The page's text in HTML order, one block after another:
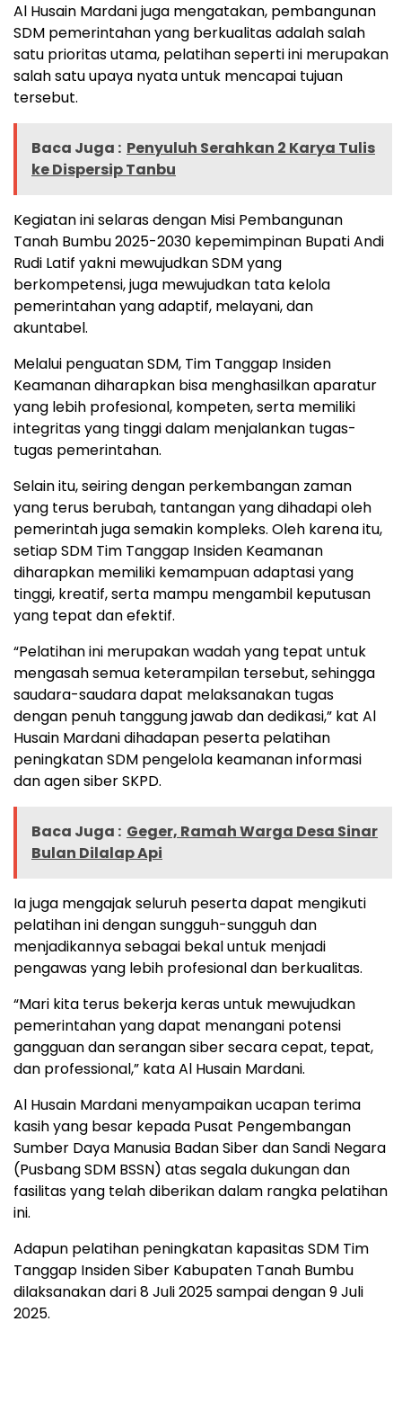
Al Husain Mardani juga mengatakan, pembangunan
SDM pemerintahan yang berkualitas adalah salah
satu prioritas utama, pelatihan seperti ini merupakan
salah satu upaya nyata untuk mencapai tujuan
tersebut.
Baca Juga : Penyuluh Serahkan 2 Karya Tulis
ke Dispersip Tanbu
Kegiatan ini selaras dengan Misi Pembangunan
Tanah Bumbu 2025-2030 kepemimpinan Bupati Andi
Rudi Latif yakni mewujudkan SDM yang
berkompetensi, juga mewujudkan tata kelola
pemerintahan yang adaptif, melayani, dan
akuntabel.
Melalui penguatan SDM, Tim Tanggap Insiden
Keamanan diharapkan bisa menghasilkan aparatur
yang lebih profesional, kompeten, serta memiliki
integritas yang tinggi dalam menjalankan tugas-
tugas pemerintahan.
Selain itu, seiring dengan perkembangan zaman
yang terus berubah, tantangan yang dihadapi oleh
pemerintah juga semakin kompleks. Oleh karena itu,
setiap SDM Tim Tanggap Insiden Keamanan
diharapkan memiliki kemampuan adaptasi yang
tinggi, kreatif, serta mampu mengambil keputusan
yang tepat dan efektif.
“Pelatihan ini merupakan wadah yang tepat untuk
mengasah semua keterampilan tersebut, sehingga
saudara-saudara dapat melaksanakan tugas
dengan penuh tanggung jawab dan dedikasi,” kat Al
Husain Mardani dihadapan peserta pelatihan
peningkatan SDM pengelola keamanan informasi
dan agen siber SKPD.
Baca Juga : Geger, Ramah Warga Desa Sinar
Bulan Dilalap Api
Ia juga mengajak seluruh peserta dapat mengikuti
pelatihan ini dengan sungguh-sungguh dan
menjadikannya sebagai bekal untuk menjadi
pengawas yang lebih profesional dan berkualitas.
“Mari kita terus bekerja keras untuk mewujudkan
pemerintahan yang dapat menangani potensi
gangguan dan serangan siber secara cepat, tepat,
dan professional,” kata Al Husain Mardani.
Al Husain Mardani menyampaikan ucapan terima
kasih yang besar kepada Pusat Pengembangan
Sumber Daya Manusia Badan Siber dan Sandi Negara
(Pusbang SDM BSSN) atas segala dukungan dan
fasilitas yang telah diberikan dalam rangka pelatihan
ini.
Adapun pelatihan peningkatan kapasitas SDM Tim
Tanggap Insiden Siber Kabupaten Tanah Bumbu
dilaksanakan dari 8 Juli 2025 sampai dengan 9 Juli
2025.